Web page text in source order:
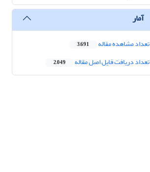
آمار
تعداد مشاهده مقاله 3,691
تعداد دریافت فایل اصل مقاله 2,049